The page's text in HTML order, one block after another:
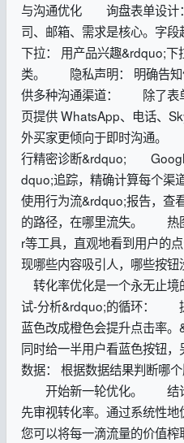
与沟通优化 询盘表单设
司、邮箱、需求是核心。
下拉： 用产品兴趣&rdquo;下
类。 隐私声明： 明确告
供多种沟通渠道： 除了表
页提供 WhatsApp、电话、
外买家更倾向于即时沟通。
行精密诊断&rdquo;
dquo;追踪，精确计算每个
使用行为流&rdquo;报告，查
的路径，在哪里流失。
r等工具，直观地看到用户的
现哪些内容吸引人，哪些按
转化率优化是一个永无止
试-分析&rdquo;的循环：
蓝色改成橙色会提升点击率
同时给一半用户看蓝色按
数据： 根据数据结果判断哪
开始新一轮优化。 结
先审视转化率。通过系统性地
您可以将每一滴流量的价值